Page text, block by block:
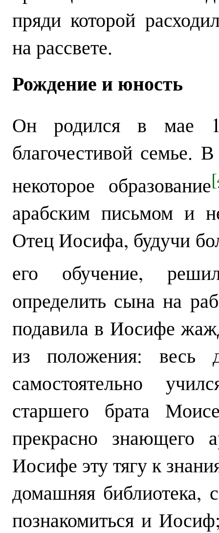
пряди которой
на рассвете.
Рождение и юность
Он родился в мае
благочестивой семье.
некоторое образование
арабским письмом и
Отец Иосифа, будучи
его обучение,
определить сына на
подавила в Иосифе
из положения: весь
самостоятельно
старшего брата
прекрасно знающего
Иосифе эту тягу к
домашняя библиотека,
познакомиться и